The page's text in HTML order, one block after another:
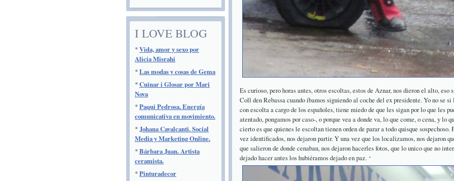
Es curioso, pero horas antes, otros escoltas, estos de Aznar, nos dieron el alto,
Coll den Rebassa cuando íbamos siguiendo al coche del ex presidente. Yo no se
con escolta a cargo de los españoles, tiene miedo de que les sigan por lo que les
atentado, pongamos por caso-, o porque vea a donde va, lo que come, o cena, y lo
cierto es que quienes le escoltan tienen orden de parar a todo quisque sospechoso.
vez identificados, nos dejaron partir. Y una vez que los localizamos, nos dejaron
que salieron de donde cenaban, nos dejaron hacerles fotos, que lo unico que no
dejado hacer antes los hubiéramos dejado en paz.
I LOVE BLOG
*Vida, amor y sexo por
Alicia Misrahi
*Las modas y cosas de Gema
*Cuinar i Glosar por Mari
Nova
*Paqui Pedrosa. Energía
comunicativa en movimiento.
*Johana Cavalcanti. Social
Media y Marketing Online.
*Bárbara Juan. Artista
ceramista.
*Pinturadecor